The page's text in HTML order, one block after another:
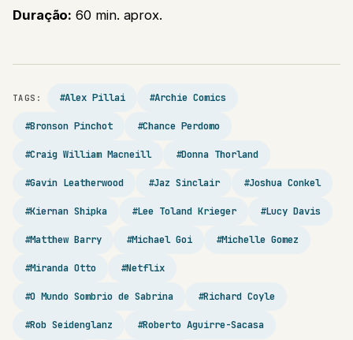
Duração: 60 min. aprox.
TAGS: #Alex Pillai #Archie Comics
#Bronson Pinchot #Chance Perdomo
#Craig William Macneill #Donna Thorland
#Gavin Leatherwood #Jaz Sinclair #Joshua Conkel
#Kiernan Shipka #Lee Toland Krieger #Lucy Davis
#Matthew Barry #Michael Goi #Michelle Gomez
#Miranda Otto #Netflix
#O Mundo Sombrio de Sabrina #Richard Coyle
#Rob Seidenglanz #Roberto Aguirre-Sacasa